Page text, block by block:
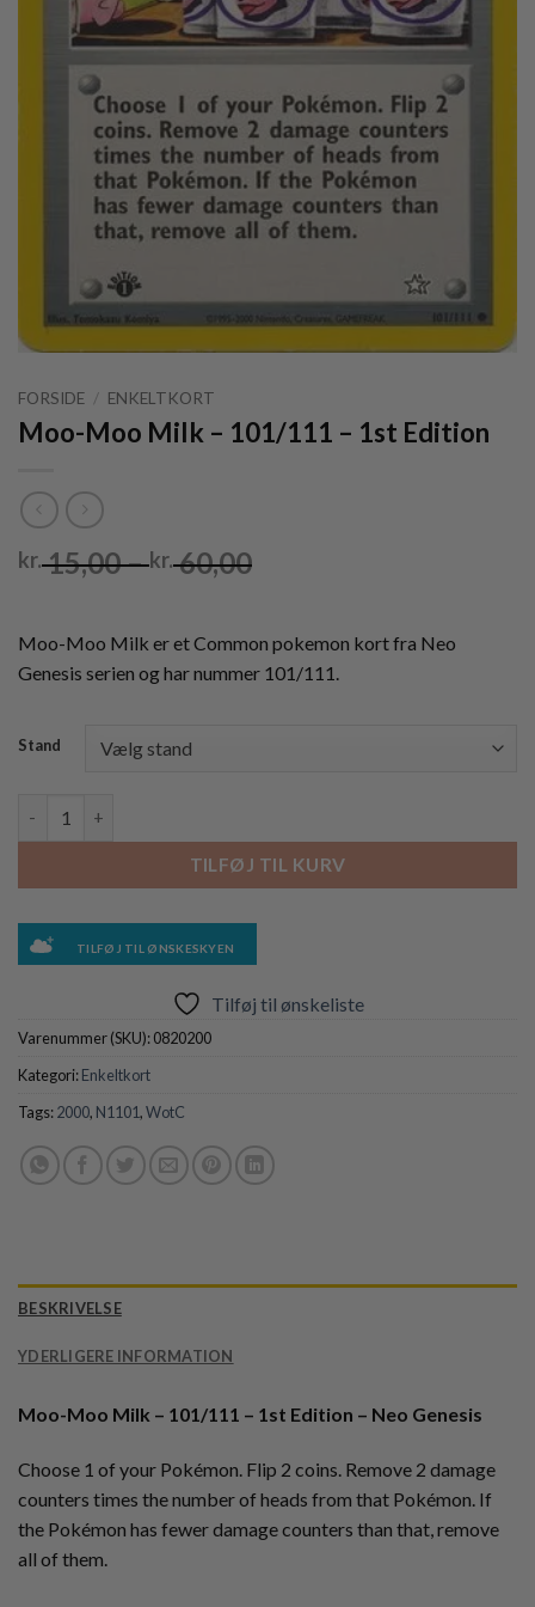
FORSIDE / ENKELTKORT
Moo-Moo Milk – 101/111 – 1st Edition
kr.15,00– kr.60,00Prisinterval:
kr. 60,00
Moo-Moo Milk er et Common pokemon kort fra Neo
Genesis serien og har nummer 101/111.
Stand
TILFØJ TIL KURV
TILFØJ TIL ØNSKESKYEN
Tilføj til ønskeliste
Varenummer (SKU):0820200
Kategori:Enkeltkort
Tags:2000, N1101,WotC
BESKRIVELSE
YDERLIGERE INFORMATION
Moo-Moo Milk – 101/111 – 1st Edition – Neo Genesis
Choose 1 of your Pokémon. Flip 2 coins. Remove 2 damage
counters times the number of heads from that Pokémon. If
the Pokémon has fewer damage counters than that, remove
all of them.